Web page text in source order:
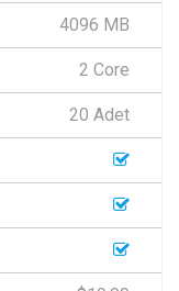
4096 MB
2 Core
20 Adet